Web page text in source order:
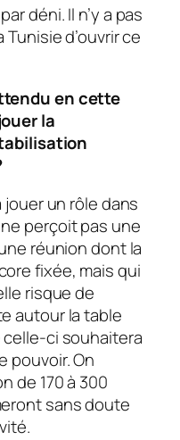
déni. Il n’y a pas
d’ouvrir ce
en cette
la
un rôle dans
perçoit pas une
réunion dont la
fixée, mais qui
risque de
autour la table
ci souhaitera
pouvoir. On
de 170 à 300
sans doute